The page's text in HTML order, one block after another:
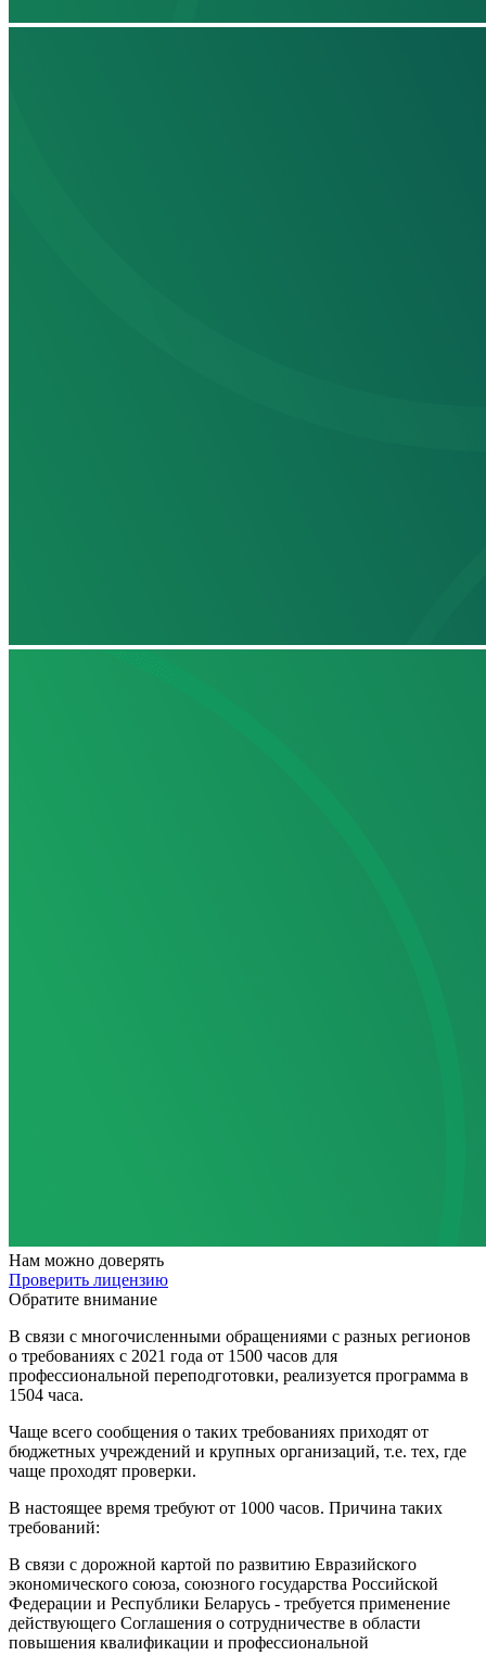
Нам можно доверять
Проверить лицензию
Обратите внимание
В связи с многочисленными обращениями с разных регионов
о требованиях с 2021 года от 1500 часов для
профессиональной переподготовки, реализуется программа в
1504 часа.
Чаще всего сообщения о таких требованиях приходят от
бюджетных учреждений и крупных организаций, т.е. тех, где
чаще проходят проверки.
В настоящее время требуют от 1000 часов. Причина таких
требований:
В связи с дорожной картой по развитию Евразийского
экономического союза, союзного государства Российской
Федерации и Республики Беларусь - требуется применение
действующего Соглашения о сотрудничестве в области
повышения квалификации и профессиональной